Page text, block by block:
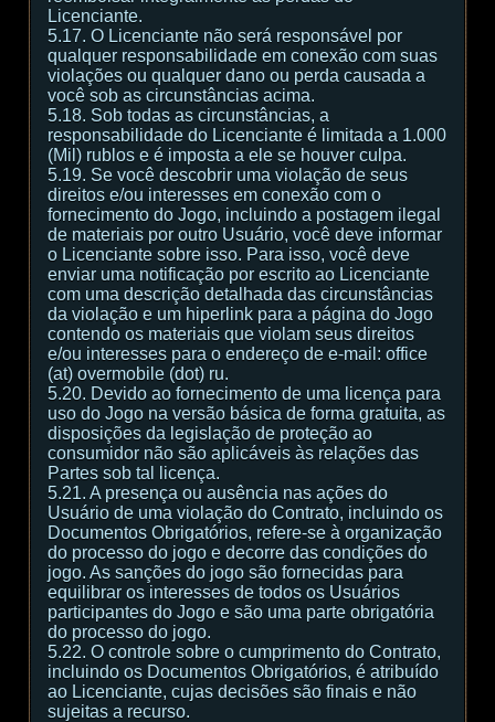
Licenciante.
5.17. O Licenciante não será responsável por
qualquer responsabilidade em conexão com suas
violações ou qualquer dano ou perda causada a
você sob as circunstâncias acima.
5.18. Sob todas as circunstâncias, a
responsabilidade do Licenciante é limitada a 1.000
(Mil) rublos e é imposta a ele se houver culpa.
5.19. Se você descobrir uma violação de seus
direitos e/ou interesses em conexão com o
fornecimento do Jogo, incluindo a postagem ilegal
de materiais por outro Usuário, você deve informar
o Licenciante sobre isso. Para isso, você deve
enviar uma notificação por escrito ao Licenciante
com uma descrição detalhada das circunstâncias
da violação e um hiperlink para a página do Jogo
contendo os materiais que violam seus direitos
e/ou interesses para o endereço de e-mail: office
(at) overmobile (dot) ru.
5.20. Devido ao fornecimento de uma licença para
uso do Jogo na versão básica de forma gratuita, as
disposições da legislação de proteção ao
consumidor não são aplicáveis às relações das
Partes sob tal licença.
5.21. A presença ou ausência nas ações do
Usuário de uma violação do Contrato, incluindo os
Documentos Obrigatórios, refere-se à organização
do processo do jogo e decorre das condições do
jogo. As sanções do jogo são fornecidas para
equilibrar os interesses de todos os Usuários
participantes do Jogo e são uma parte obrigatória
do processo do jogo.
5.22. O controle sobre o cumprimento do Contrato,
incluindo os Documentos Obrigatórios, é atribuído
ao Licenciante, cujas decisões são finais e não
sujeitas a recurso.